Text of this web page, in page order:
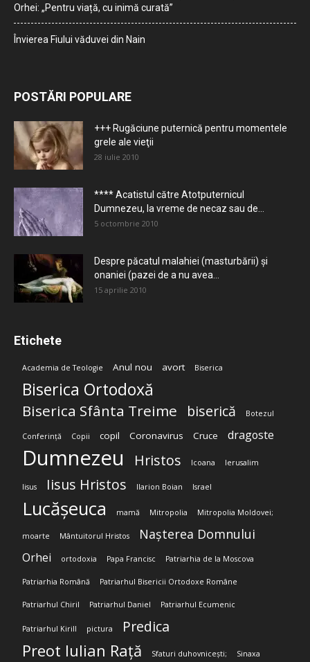
Orhei: „Pentru viață, cu inimă curată”
Învierea Fiului văduvei din Nain
POSTĂRI POPULARE
+++ Rugăciune puternică pentru momentele
grele ale vieţii
28 iulie 2010
**** Acatistul către Atotputernicul
Dumnezeu, la vreme de necaz sau de...
5 octombrie 2010
Despre păcatul malahiei (masturbării) şi
onaniei (pazei de a nu avea...
15 aprilie 2010
Etichete
Academia de Teologie Anul nou avort Biserica
Biserica Ortodoxă
Biserica Sfânta Treime biserică Botezul
Conferință Copii copil Coronavirus Cruce dragoste
Dumnezeu Hristos Icoana Ierusalim
Iisus Iisus Hristos Ilarion Boian Israel
Lucășeuca mamă Mitropolia Mitropolia Moldovei;
moarte Mântuitorul Hristos Nașterea Domnului
Orhei ortodoxia Papa Francisc Patriarhia de la Moscova
Patriarhia Română Patriarhul Bisericii Ortodoxe Române
Patriarhul Chiril Patriarhul Daniel Patriarhul Ecumenic
Patriarhul Kirill pictura Predica
Preot Iulian Rață Sfaturi duhovnicești; Sinaxa